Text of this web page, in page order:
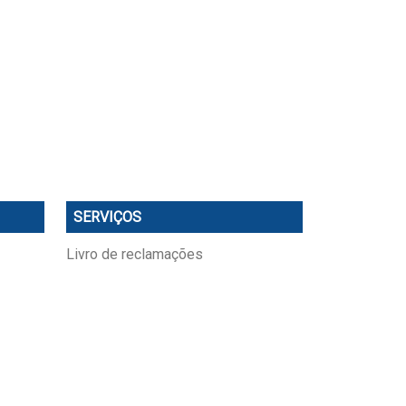
SERVIÇOS
Livro de reclamações